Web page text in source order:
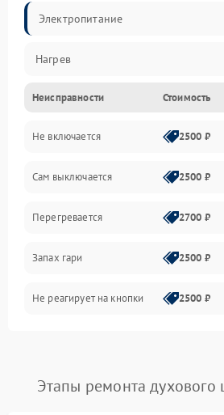
Электропитание
Нагрев
Неисправности Стоимость
Не включается 2500 ₽
Сам выключается 2500 ₽
Перегревается 2700 ₽
Запах гари 2500 ₽
Не реагирует на кнопки 2500 ₽
Этапы ремонта